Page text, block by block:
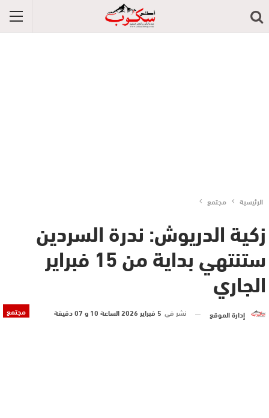
الرئيسية مجتمع
زكية الدريوش: ندرة السردين
ستنتهي بداية من 15 فبراير
الجاري
مجتمع إدارة الموقع نشر في 5 فبراير 2026 الساعة 10 و 07 دقيقة